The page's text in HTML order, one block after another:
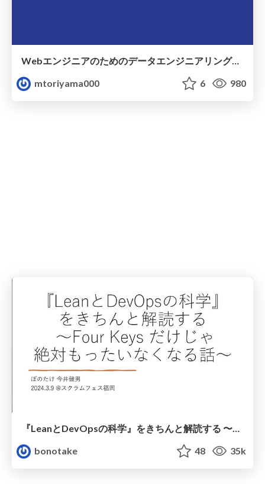
Webエンジニアのためのデータエンジニアリング概説
mtoriyama000
6 980
『LeanとDevOpsの科学』をきちんと解読する 〜Four Keys だけじゃ絶対もったいなくなる話〜
bonotake
48 35k